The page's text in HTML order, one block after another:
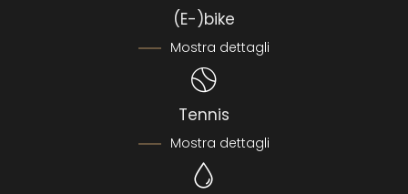
(E-)bike
Mostra dettagli
Tennis
Mostra dettagli